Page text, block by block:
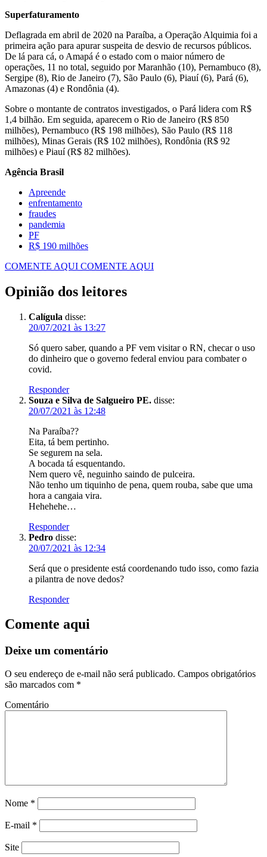
Superfaturamento
Deflagrada em abril de 2020 na Paraíba, a Operação Alquimia foi a
primeira ação para apurar suspeita de desvio de recursos públicos.
De lá para cá, o Amapá é o estado com o maior número de
operações, 11 no total, seguido por Maranhão (10), Pernambuco (8),
Sergipe (8), Rio de Janeiro (7), São Paulo (6), Piauí (6), Pará (6),
Amazonas (4) e Rondônia (4).
Sobre o montante de contratos investigados, o Pará lidera com R$
1,4 bilhão. Em seguida, aparecem o Rio de Janeiro (R$ 850
milhões), Pernambuco (R$ 198 milhões), São Paulo (R$ 118
milhões), Minas Gerais (R$ 102 milhões), Rondônia (R$ 92
milhões) e Piauí (R$ 82 milhões).
Agência Brasil
Apreende
enfrentamento
fraudes
pandemia
PF
R$ 190 milhões
COMENTE AQUI COMENTE AQUI
Opinião dos leitores
Calígula disse:
20/07/2021 às 13:27
Só quero saber, quando a PF vem visitar o RN, checar o uso
do dinheiro que o governo federal enviou para combater o
covid.
Responder
Souza e Silva de Salgueiro PE. disse:
20/07/2021 às 12:48
Na Paraíba??
Eita, tá bem pertinho.
Se segurem na sela.
A bocada tá esquentando.
Nem quero vê, neguinho saindo de pulceira.
Não tenho um tiquinho de pena, quem rouba, sabe que uma
hora a cangaia vira.
Hehehehe…
Responder
Pedro disse:
20/07/2021 às 12:34
Será que o presidente está coordenando tudo isso, como fazia
a pilantra de nove dedos?
Responder
Comente aqui
Deixe um comentário
O seu endereço de e-mail não será publicado. Campos obrigatórios
são marcados com *
Comentário
Nome *
E-mail *
Site